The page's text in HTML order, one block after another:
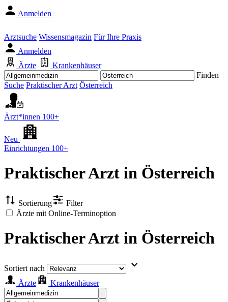
Anmelden
Arztsuche Wissensmagazin Für Ihre Praxis
Anmelden
Ärzte
Krankenhäuser
Finden
Suche Praktischer Arzt Österreich
Ärzt*innen 100+
Neu
Einrichtungen 100+
Praktischer Arzt in Österreich
Sortierung
Filter
Ärzte mit Online-Terminoption
Praktischer Arzt in Österreich
Sortiert nach
Ärzte
Krankenhäuser